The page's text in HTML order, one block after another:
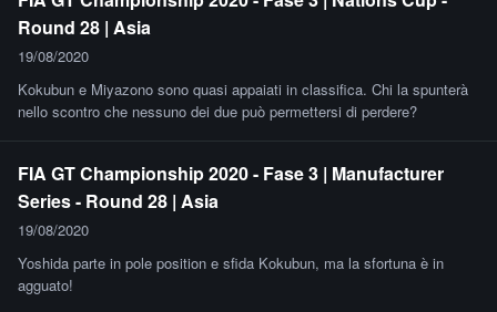
Round 28 | Asia
19/08/2020
Kokubun e Miyazono sono quasi appaiati in classifica. Chi la spunterà
nello scontro che nessuno dei due può permettersi di perdere?
FIA GT Championship 2020 - Fase 3 | Manufacturer
Series - Round 28 | Asia
19/08/2020
Yoshida parte in pole position e sfida Kokubun, ma la sfortuna è in
agguato!